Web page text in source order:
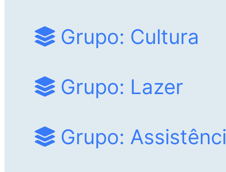
Grupo: Cultura
Grupo: Lazer
Grupo: